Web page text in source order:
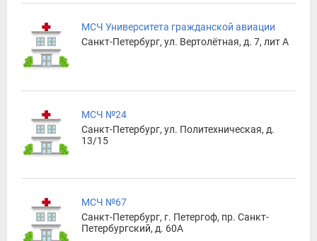
МСЧ Университета гражданской авиации
Санкт-Петербург, ул. Вертолётная, д. 7, лит А
МСЧ №24
Санкт-Петербург, ул. Политехническая, д.
13/15
МСЧ №67
Санкт-Петербург, г. Петергоф, пр. Санкт-
Петербургский, д. 60А